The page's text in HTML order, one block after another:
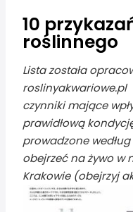
10
roślinnego
Informacje o artykule
Lista została
roslinyakwariowe.pl
czynniki mające
prawidłową
prowadzone
obejrzeć na żywo w
Krakowie (obejrzyj